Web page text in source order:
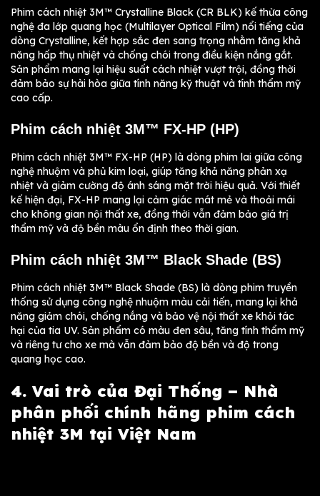
Phim cách nhiệt 3M™ Crystalline Black (CR BLK) kế thừa công
nghệ đa lớp quang học (Multilayer Optical Film) nổi tiếng của
dòng Crystalline, kết hợp sắc đen sang trọng nhằm tăng khả
năng hấp thụ nhiệt và chống chói trong điều kiện nắng gắt.
Sản phẩm mang lại hiệu suất cách nhiệt vượt trội, đồng thời
đảm bảo sự hài hòa giữa tính năng kỹ thuật và tính thẩm mỹ
cao cấp.
Phim cách nhiệt 3M™ FX-HP (HP)
Phim cách nhiệt 3M™ FX-HP (HP) là dòng phim lai giữa công
nghệ nhuộm và phủ kim loại, giúp tăng khả năng phản xạ
nhiệt và giảm cường độ ánh sáng mặt trời hiệu quả. Với thiết
kế hiện đại, FX-HP mang lại cảm giác mát mẻ và thoải mái
cho không gian nội thất xe, đồng thời vẫn đảm bảo giá trị
thẩm mỹ và độ bền màu ổn định theo thời gian.
Phim cách nhiệt 3M™ Black Shade (BS)
Phim cách nhiệt 3M™ Black Shade (BS) là dòng phim truyền
thống sử dụng công nghệ nhuộm màu cải tiến, mang lại khả
năng giảm chói, chống nắng và bảo vệ nội thất xe khỏi tác
hại của tia UV. Sản phẩm có màu đen sâu, tăng tính thẩm mỹ
và riêng tư cho xe mà vẫn đảm bảo độ bền và độ trong
quang học cao.
4. Vai trò của Đại Thống – Nhà
phân phối chính hãng phim cách
nhiệt 3M tại Việt Nam